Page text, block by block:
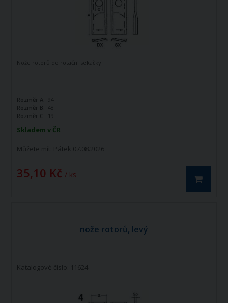
Skladem v ČR
Můžete mít: Pátek 07.08.2026
35,10 Kč / ks
Nože rotorů do rotační sekačky
Rozměr A:
94
Rozměr B:
48
Rozměr C:
19
nože rotorů, levý
Katalogové číslo: 11624